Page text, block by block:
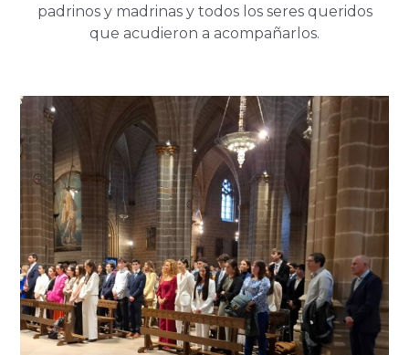
padrinos y madrinas y todos los seres queridos
que acudieron a acompañarlos.